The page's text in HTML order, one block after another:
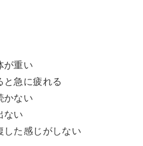
が重い
と急に疲れる
かない
ない
した感じがしない